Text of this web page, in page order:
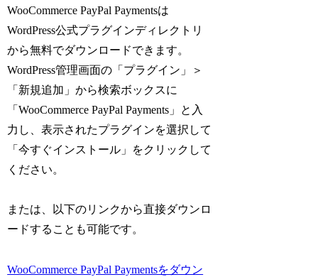
WooCommerce PayPal Paymentsは
WordPress公式プラグインディレクトリ
から無料でダウンロードできます。
WordPress管理画面の「プラグイン」＞
「新規追加」から検索ボックスに
「WooCommerce PayPal Payments」と入
力し、表示されたプラグインを選択して
「今すぐインストール」をクリックして
ください。
または、以下のリンクから直接ダウンロ
ードすることも可能です。
WooCommerce PayPal Paymentsをダウン